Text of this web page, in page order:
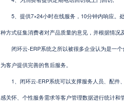
5、提供7×24小时在线服务，10分钟内响应。
种方式征集消费者对产品质量的意见，并根据情况
闭环云-ERP系统之所以被很多企业认为是一个
为客户提供完善的售后服务。
1、闭环云-ERP系统可以支撑服务人员、配件
感关怀、个性服务需求等客户管理数据进行统计和